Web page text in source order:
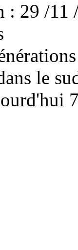
: 29 /11
le